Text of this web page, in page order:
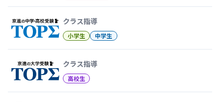
クラス指導
小学生 中学生
クラス指導
高校生